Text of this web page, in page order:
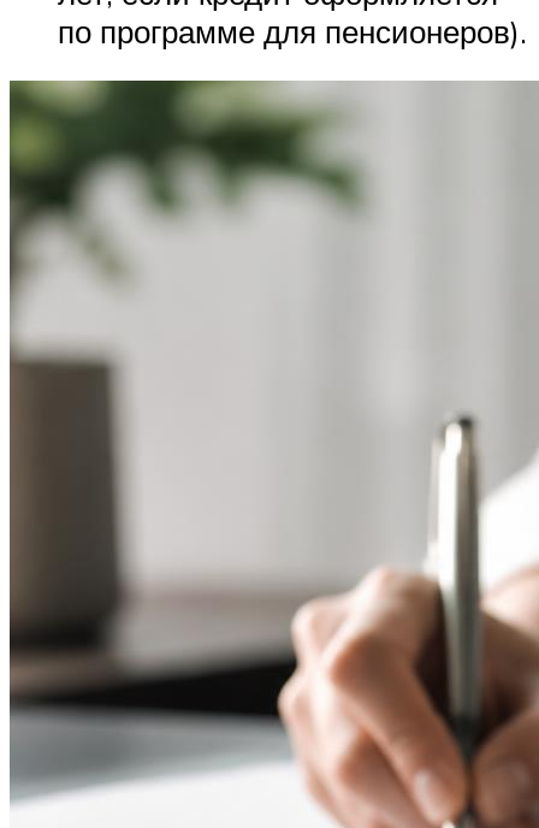
по программе для пенсионеров).